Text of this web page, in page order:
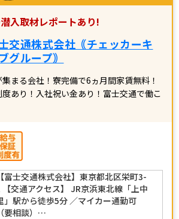
潜入取材レポートあり!
交通株式会社｟チェッカーキ
グループ｠
まる会社！寮完備で6ヵ月間家賃無料！
あり！入社祝い金あり！富士交通で働こ
【富士交通株式会社】東京都北区栄町3-
【交通アクセス】 JR京浜東北線「上中
」駅から徒歩5分 ／マイカー通勤可
（要相談）…